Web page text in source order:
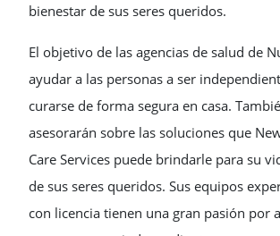
bienestar de sus seres queridos.
El objetivo de las agencias de salud de
ayudar a las personas a ser
curarse de forma segura en casa.
asesorarán sobre las soluciones que
Care Services puede brindarle para su
de sus seres queridos. Sus equipos
con licencia tienen una gran pasión por